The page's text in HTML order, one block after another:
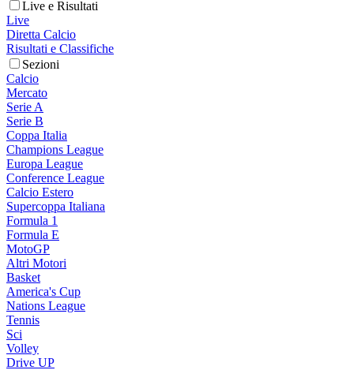
Live e Risultati
Live
Diretta Calcio
Risultati e Classifiche
Sezioni
Calcio
Mercato
Serie A
Serie B
Coppa Italia
Champions League
Europa League
Conference League
Calcio Estero
Supercoppa Italiana
Formula 1
Formula E
MotoGP
Altri Motori
Basket
America's Cup
Nations League
Tennis
Sci
Volley
Drive UP